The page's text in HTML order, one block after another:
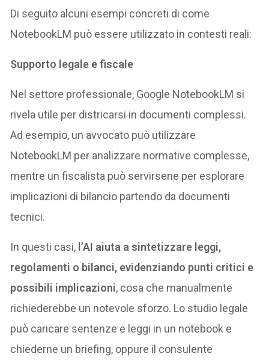
Di seguito alcuni esempi concreti di come
NotebookLM può essere utilizzato in contesti reali:
Supporto legale e fiscale
Nel settore professionale, Google NotebookLM si
rivela utile per districarsi in documenti complessi.
Ad esempio, un avvocato può utilizzare
NotebookLM per analizzare normative complesse,
mentre un fiscalista può servirsene per esplorare
implicazioni di bilancio partendo da documenti
tecnici​.
In questi casi, l’AI aiuta a sintetizzare leggi,
regolamenti o bilanci, evidenziando punti critici e
possibili implicazioni, cosa che manualmente
richiederebbe un notevole sforzo. Lo studio legale
può caricare sentenze e leggi in un notebook e
chiederne un briefing, oppure il consulente